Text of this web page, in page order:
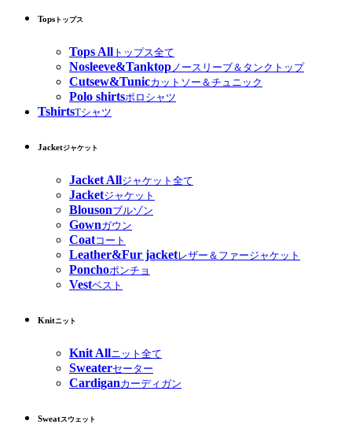
Tops トップス
Tops All トップス全て
Nosleeve&Tanktopノースリーブ＆タンクトップ
Cutsew&Tunicカットソー＆チュニック
Polo shirtsポロシャツ
TshirtsTシャツ
Jacketジャケット
Jacket Allジャケット全て
Jacketジャケット
Blousonブルゾン
Gownガウン
Coatコート
Leather&Fur jacketレザー＆ファージャケット
Ponchoポンチョ
Vestベスト
Knitニット
Knit Allニット全て
Sweaterセーター
Cardiganカーディガン
Sweatスウェット